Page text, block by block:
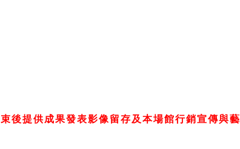
後提供成果發表影像留存及本場館行銷宣傳與藝